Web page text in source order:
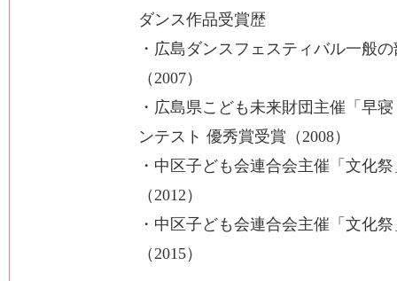
ダンス作品受賞歴
・広島ダンスフェスティバル一般
（2007）
・広島県こども未来財団主催「早
ンテスト 優秀賞受賞（2008）
・中区子ども会連合会主催「文化
（2012）
・中区子ども会連合会主催「文化
（2015）